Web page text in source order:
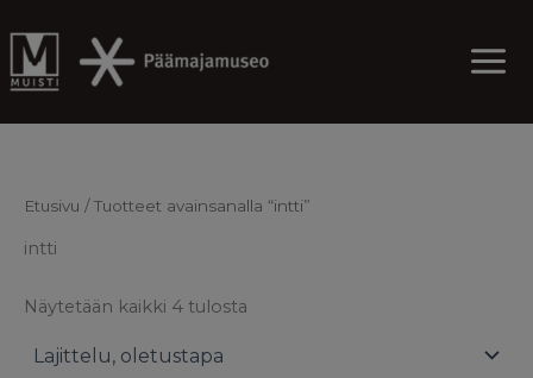
to
content
Etusivu / Tuotteet avainsanalla “intti”
intti
Näytetään kaikki 4 tulosta